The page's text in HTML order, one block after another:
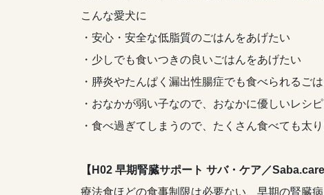
こんな愛犬に
・安心・安全な低脂質のごはんをあげたい
・少しでも食いつきの良いごはんをあげたい
・膵炎やたんぱく漏出性腸症でも食べられるご
・おなかが弱い子なので、おなかに優しいレシ
・食べ過ぎてしまうので、たくさん食べても太
【H02 早期腎臓サポート サバ・ケア／Saba.care
療法食ほどの食事制限は必要ない、早期の腎臓